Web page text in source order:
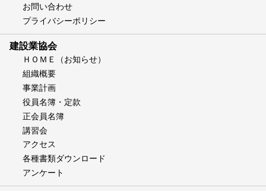
お問い合わせ
プライバシーポリシー
建設業協会
ＨＯＭＥ（お知らせ）
組織概要
事業計画
役員名簿・定款
正会員名簿
講習会
アクセス
各種書類ダウンロード
アンケート